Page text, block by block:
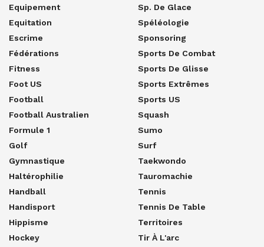
Equipement
Equitation
Escrime
Fédérations
Fitness
Foot US
Football
Football Australien
Formule 1
Golf
Gymnastique
Haltérophilie
Handball
Handisport
Hippisme
Hockey
Sp. De Glace
Spéléologie
Sponsoring
Sports De Combat
Sports De Glisse
Sports Extrêmes
Sports US
Squash
Sumo
Surf
Taekwondo
Tauromachie
Tennis
Tennis De Table
Territoires
Tir À L'arc